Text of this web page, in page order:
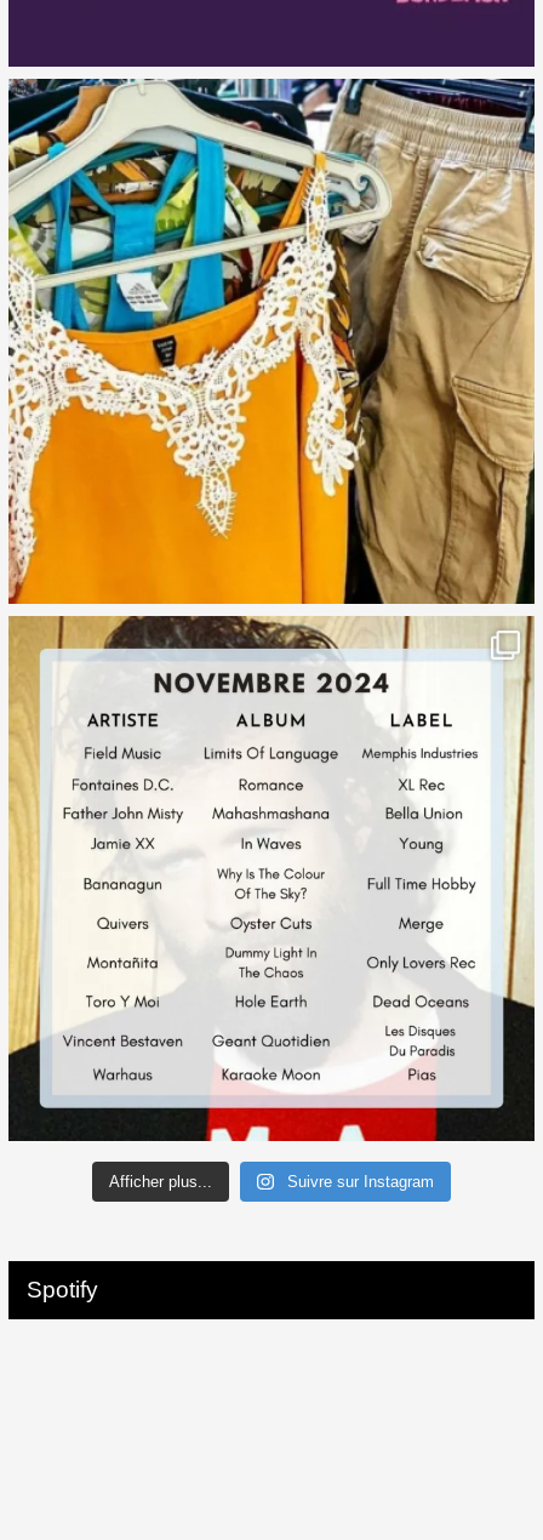
Afficher plus... Suivre sur Instagram
Spotify